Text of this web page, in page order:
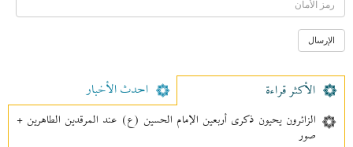
الأکثر قراءة احدث الأخبار
الزائرون يحيون ذكرى أربعين الإمام الحسين (ع) عند المرقدين الطاهرين +
صور